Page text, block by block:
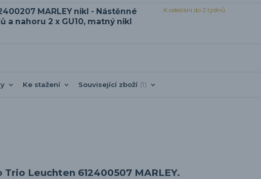
MARLEY nikl - Nástěnné
a nahoru 2 x GU10, matný nikl
K odeslání do 2 týdnů
Ke stažení Související zboží 1
Leuchten 612400507 MARLEY.